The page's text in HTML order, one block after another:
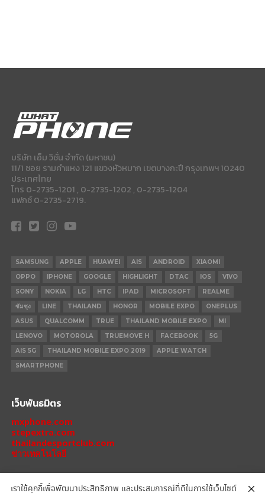
บริษัท เอ็ม วิชั่น จำกัด (มหาชน)
11/1 ซอย รามคำแหง 121 แขวงหัวหมาก เขตบางกะปี กรุงเทพฯ 10240
ประเทศไทย
โทร 0-2735-1201 , 0-2735-1202 , 0-2735-1204
แฟกซ์ 0-2735-2719.
SAMSUNG APPLE HUAWEI AIS ANDROID
XIAOMI
OPPO
IPHONE GOOGLE HIGHLIGHT DTAC IOS
VIVO
SONY
NOKIA LG HTC IPAD MICROSOFT
REALME
ซัมซุง
LINE THAILAND HONOR MOBILE EXPO
ONEPLUS
ASUS
QUALCOMM TRUE THAILAND MOBILE EXPO
MI
LENOVO
MOTOROLA TRUEMOVE H FACEBOOK
5G
AIS 5G
THAILAND MOBILE EXPO 2019
APPLE WATCH
SMARTPHONE
เว็บพันธมิตร
mxphone.com
stepextra.com
thailandesportclub.com
ข่าวเทคโนโลยี
เราใช้คุกกี้เพื่อพัฒนาประสิทธิภาพ และประสบการณ์ที่ดีในการใช้เว็บไซต์